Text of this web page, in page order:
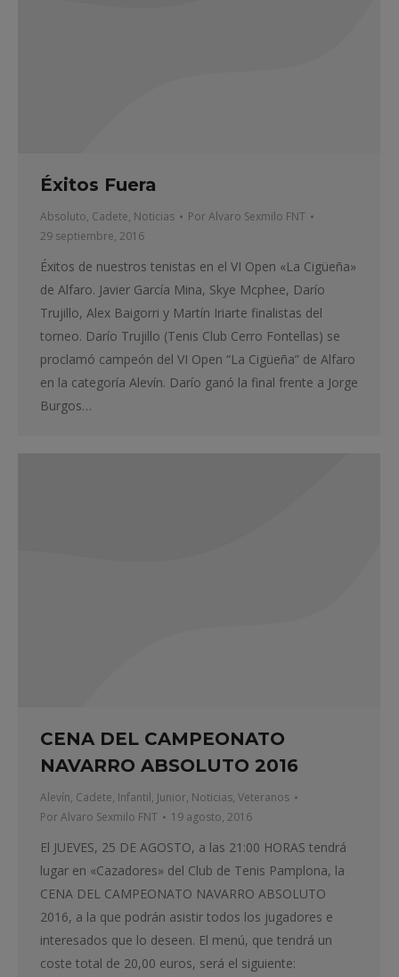
Éxitos Fuera
Absoluto, Cadete, Noticias PorAlvaro Sexmilo FNT
29 septiembre, 2016
Éxitos de nuestros tenistas en el VI Open «La Cigüeña»
de Alfaro. Javier García Mina, Skye Mcphee, Darío
Trujillo, Alex Baigorri y Martín Iriarte finalistas del
torneo. Darío Trujillo (Tenis Club Cerro Fontellas) se
proclamó campeón del VI Open “La Cigüeña” de Alfaro
en la categoría Alevín. Darío ganó la final frente a Jorge
Burgos…
CENA DEL CAMPEONATO
NAVARRO ABSOLUTO 2016
Alevín, Cadete, Infantil, Junior, Noticias, Veteranos
PorAlvaro Sexmilo FNT 19 agosto, 2016
El JUEVES, 25 DE AGOSTO, a las 21:00 HORAS tendrá
lugar en «Cazadores» del Club de Tenis Pamplona, la
CENA DEL CAMPEONATO NAVARRO ABSOLUTO
2016, a la que podrán asistir todos los jugadores e
interesados que lo deseen. El menú, que tendrá un
coste total de 20,00 euros, será el siguiente: